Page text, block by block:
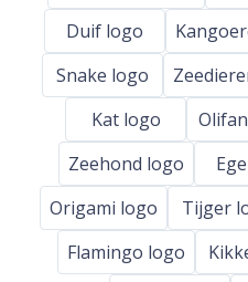
Duif logo
Snake logo
Kat logo
Zeehond logo
Origami logo
Tijger
Flamingo logo